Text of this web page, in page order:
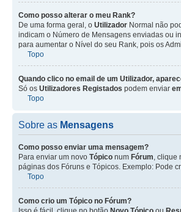
Como posso alterar o meu Rank?
De uma forma geral, o Utilizador Normal não
indicam o Número de Mensagens enviadas ou
para aumentar o Nível do seu Rank, pois os
Topo
Quando clico no email de um Utilizador,
Só os Utilizadores Registados podem enviar
Topo
Sobre as Mensagens
Como posso enviar uma mensagem?
Para enviar um novo Tópico num Fórum, clique
páginas dos Fóruns e Tópicos. Exemplo: Pode
Topo
Como crio um Tópico no Fórum?